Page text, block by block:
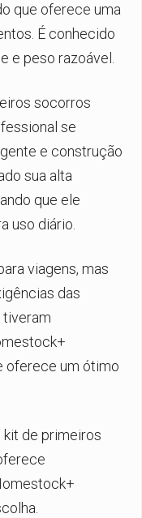
que oferece uma
É conhecido
e peso razoável.
socorros
se
e construção
sua alta
que ele
uso diário.
viagens, mas
das
tiveram
oferece um ótimo
de primeiros